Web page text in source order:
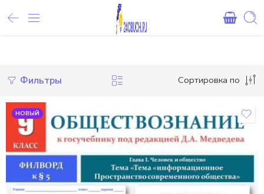
Внимание! При оплате картами Сбербанка, могут
Фильтры Сортировка по
НОВЫЙ